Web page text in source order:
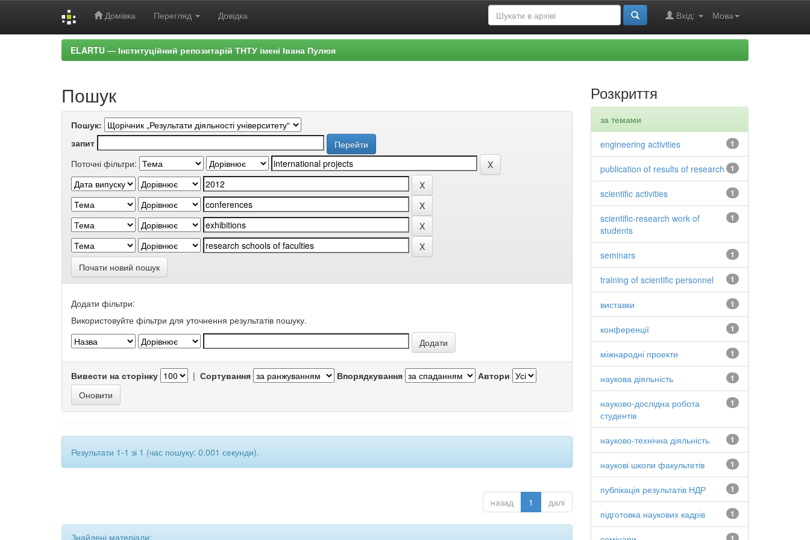
Домівка Перегляд Довідка Мова
Вхід:
ELARTU — Інституційний репозитарій ТНТУ імені Івана Пулюя
Пошук
Пошук:
запит
Поточні фільтри:
Почати новий пошук
Додати фільтри:
Використовуйте фільтри для уточнення результатів пошуку.
Вивести на сторінку | Сортування Впорядкування Автори
Результати 1-1 зі 1 (час пошуку: 0.001 секунди).
назад 1 далі
Знайдені матеріали:
Розкриття
за темами
1
engineering activities
1
publication of results of research
1
scientific activities
1
scientific-research work of
students
1
seminars
1
training of scientific personnel
1
виставки
1
конференції
1
міжнародні проекти
1
наукова діяльність
1
науково-дослідна робота
студентів
1
науково-технічна діяльність
1
наукові школи факультетів
1
публікація результатів НДР
1
підготовка наукових кадрів